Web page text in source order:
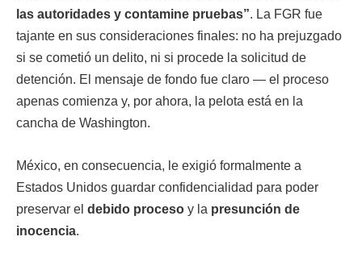
las autoridades y contamine pruebas”. La FGR fue
tajante en sus consideraciones finales: no ha prejuzgado
si se cometió un delito, ni si procede la solicitud de
detención. El mensaje de fondo fue claro — el proceso
apenas comienza y, por ahora, la pelota está en la
cancha de Washington.
México, en consecuencia, le exigió formalmente a
Estados Unidos guardar confidencialidad para poder
preservar el debido proceso y la presunción de
inocencia.